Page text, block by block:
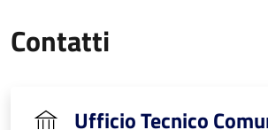
Contatti
Ufficio Tecnico